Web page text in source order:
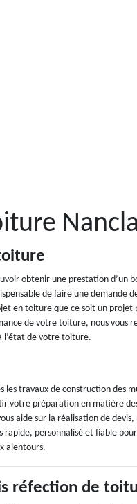
obtenir une prestation d’un
de faire une demande
en toiture que ce soit un projet
de votre toiture, nous vous
l’état de votre toiture.
travaux de construction des
votre préparation en matière
aide sur la réalisation de
rapide, personnalisé et fiable
alentours.
réfection de